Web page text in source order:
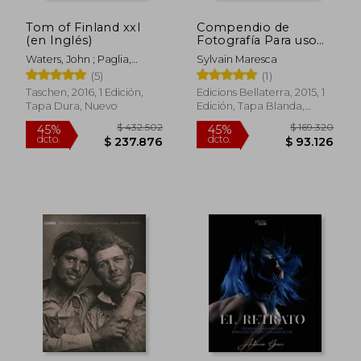
45%
dcto. $ 80.939
45%
dcto.
Tom of Finland xxl
(en Inglés)
Waters, John ; Paglia,
Camille ; Oldham, Todd
(5)
Taschen, 2016, 1 Edición,
Tapa Dura, Nuevo
Compendio de
Fotografía Para uso
de Sociólogos
Sylvain Maresca
(1)
Edicions Bellaterra, 2015, 1
Edición, Tapa Blanda,
Nuevo